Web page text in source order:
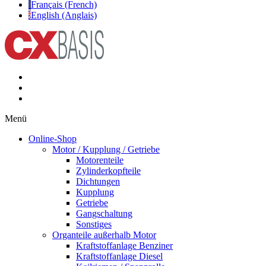
Français (French)
English (Anglais)
Menü
Online-Shop
Motor / Kupplung / Getriebe
Motorenteile
Zylinderkopfteile
Dichtungen
Kupplung
Getriebe
Gangschaltung
Sonstiges
Organteile außerhalb Motor
Kraftstoffanlage Benziner
Kraftstoffanlage Diesel